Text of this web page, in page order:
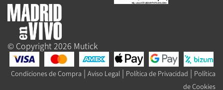
© Copyright 2026 Mutick
Condiciones de Compra | Aviso Legal | Política de Privacidad | Política
de Cookies